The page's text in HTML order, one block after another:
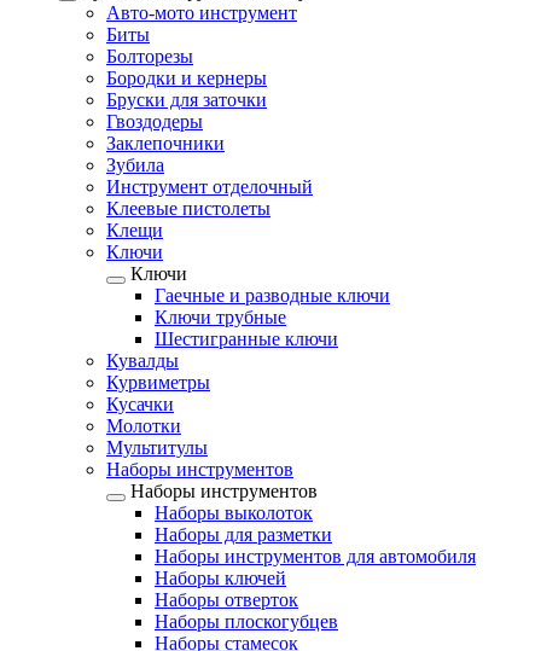
Авто-мото инструмент
Биты
Болторезы
Бородки и кернеры
Бруски для заточки
Гвоздодеры
Заклепочники
Зубила
Инструмент отделочный
Клеевые пистолеты
Клещи
Ключи
Ключи
Гаечные и разводные ключи
Ключи трубные
Шестигранные ключи
Кувалды
Курвиметры
Кусачки
Молотки
Мультитулы
Наборы инструментов
Наборы инструментов
Наборы выколоток
Наборы для разметки
Наборы инструментов для автомобиля
Наборы ключей
Наборы отверток
Наборы плоскогубцев
Наборы стамесок